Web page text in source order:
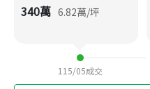
340萬 6.82萬/坪
115/05成交